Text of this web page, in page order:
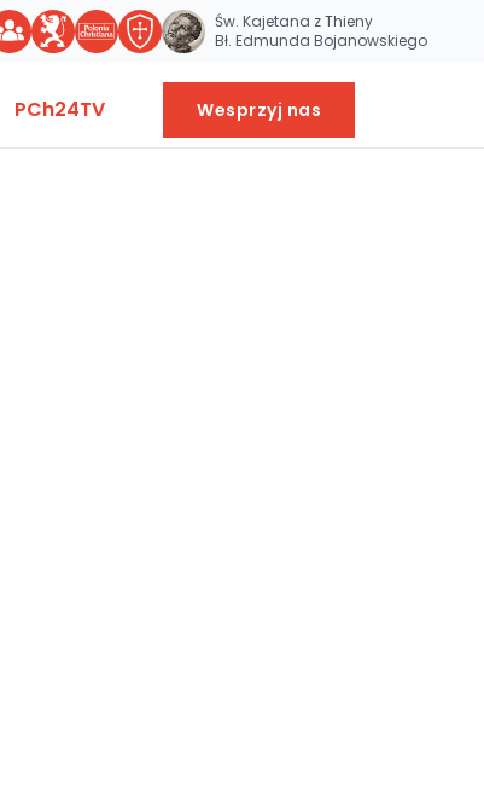
Św. Kajetana z Thieny
Bł. Edmunda Bojanowskiego
PCh24TV Wesprzyj nas